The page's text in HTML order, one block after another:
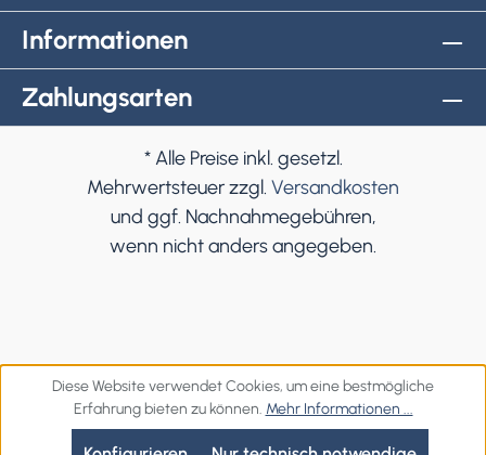
Informationen
Zahlungsarten
* Alle Preise inkl. gesetzl.
Mehrwertsteuer zzgl. Versandkosten
und ggf. Nachnahmegebühren,
wenn nicht anders angegeben.
Diese Website verwendet Cookies, um eine bestmögliche
Erfahrung bieten zu können. Mehr Informationen ...